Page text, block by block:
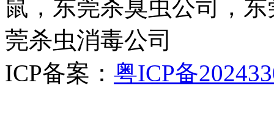
鼠，东莞杀臭虫公司，
莞杀虫消毒公司
ICP备案： 粤ICP备